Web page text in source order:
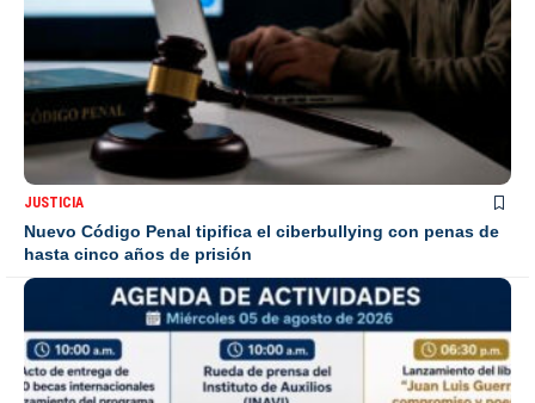
JUSTICIA
Nuevo Código Penal tipifica el ciberbullying con penas de
hasta cinco años de prisión